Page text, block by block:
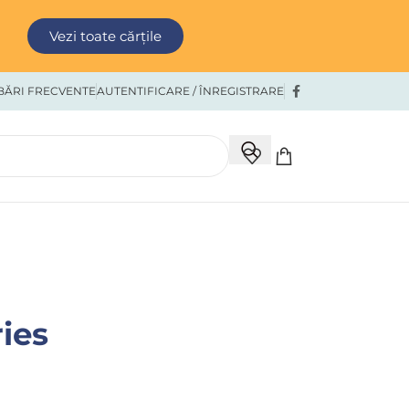
Vezi toate cărțile
FRECVENTEAUTENTIFICARE / ÎNREGISTRARE